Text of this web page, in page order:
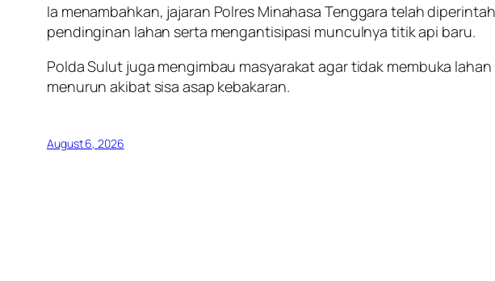
Ia menambahkan, jajaran Polres Minahasa Tenggara telah
pendinginan lahan serta mengantisipasi munculnya titik api baru.
Polda Sulut juga mengimbau masyarakat agar tidak membuka
menurun akibat sisa asap kebakaran.
August 6, 2026